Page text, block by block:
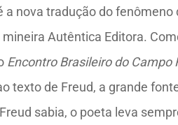
a nova tradução do fenômeno
Autêntica Editora.
Encontro Brasileiro do Campo
texto de Freud, a grande
sabia, o poeta leva